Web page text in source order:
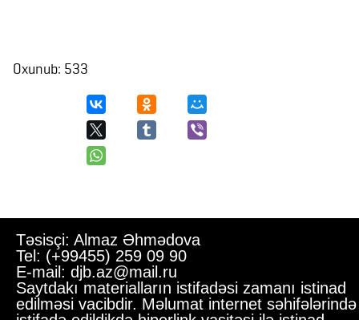
Oxunub: 533
Təsisçi: Almaz Əhmədova
Tel: (+99455) 259 09 90
E-mail: djb.az@mail.ru
Saytdakı materialların istifadəsi zamanı istinad
edilməsi vacibdir. Məlumat internet səhifələrində